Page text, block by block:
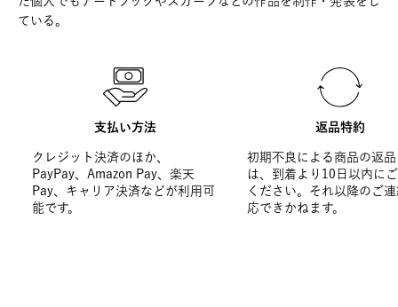
ている。
支払い方法
クレジット決済のほか、
PayPay、Amazon Pay、楽天
Pay、キャリア決済などが利用可
能です。
返品特約
初期不良による商品の返
は、到着より10日以内に
ください。それ以降のご
応できかねます。